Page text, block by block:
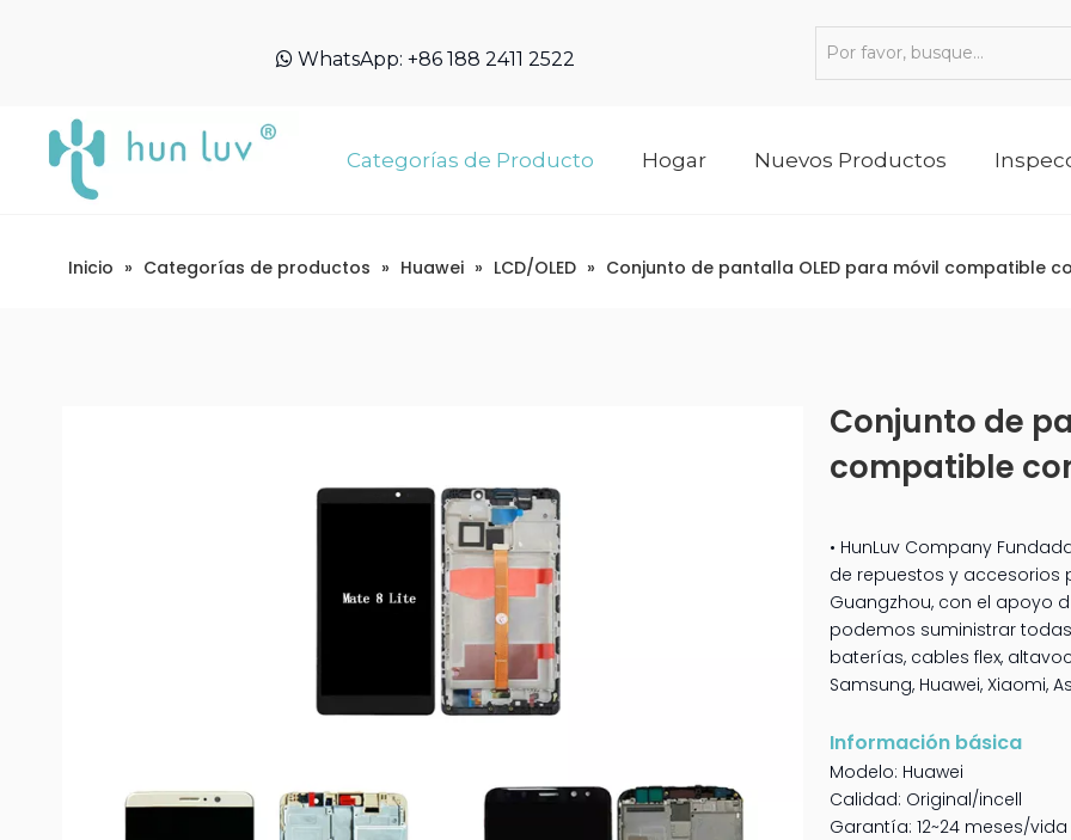
 WhatsApp: +86 188 2411 2522
Categorías de Producto Hogar Nuevos Productos
Inicio » Categorías de productos » Huawei » LCD/OLED » Conjunto de pantalla OLED para móvil compatible
Conjunto de
compatible
• HunLuv Company
de repuestos y accesorios
Guangzhou, con el apoyo
podemos suministrar
baterías, cables flex,
Samsung, Huawei, Xiaomi,
Información básica
Modelo: Huawei
Calidad: Original/incell
Garantía: 12~24 meses/